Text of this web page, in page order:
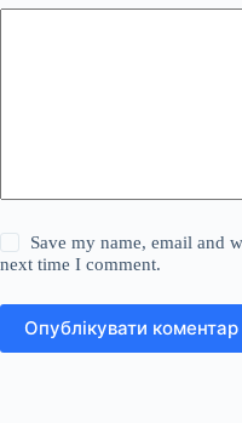
Save my name, email and
next time I comment.
Опублікувати коментар